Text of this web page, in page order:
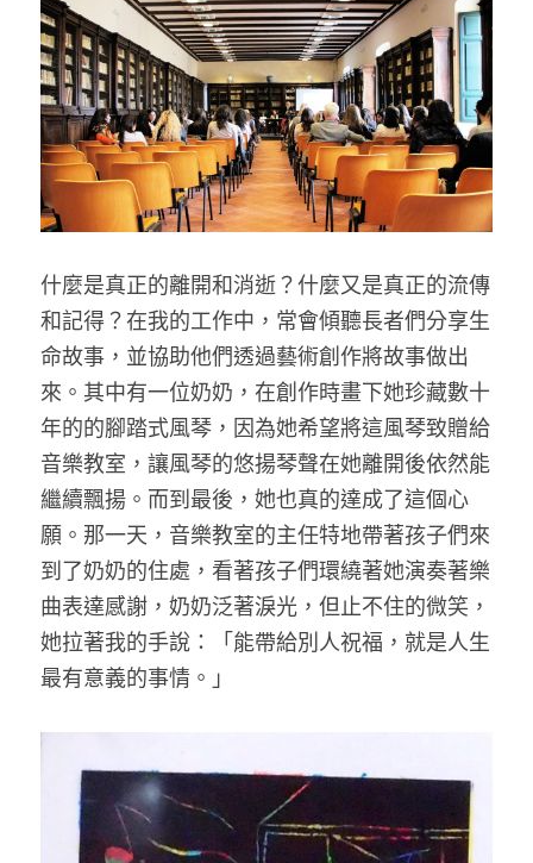
什麼是真正的離開和消逝？什麼又是真正的流傳
和記得？在我的工作中，常會傾聽長者們分享生
命故事，並協助他們透過藝術創作將故事做出
來。其中有一位奶奶，在創作時畫下她珍藏數十
年的的腳踏式風琴，因為她希望將這風琴致贈給
音樂教室，讓風琴的悠揚琴聲在她離開後依然能
繼續飄揚。而到最後，她也真的達成了這個心
願。那一天，音樂教室的主任特地帶著孩子們來
到了奶奶的住處，看著孩子們環繞著她演奏著樂
曲表達感謝，奶奶泛著淚光，但止不住的微笑，
她拉著我的手說：「能帶給別人祝福，就是人生
最有意義的事情。」